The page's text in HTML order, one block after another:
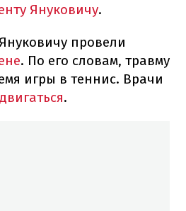
Януковичу.
провели
. По его словам, травму
игры в теннис. Врачи
.